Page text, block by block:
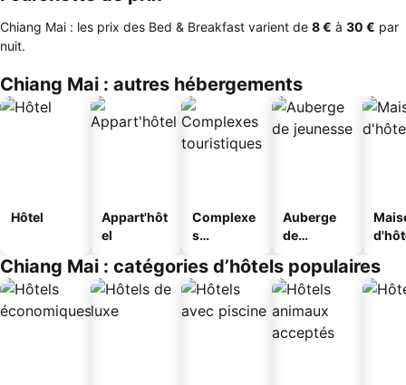
Chiang Mai : les prix des Bed & Breakfast varient de ‎8 € à ‎30 € par
nuit.
Chiang Mai : autres hébergements
Hôtel
Appart'hôt
el
Complexe
s
s
Auberge
de
Chiang Mai : catégories d’hôtels populaires